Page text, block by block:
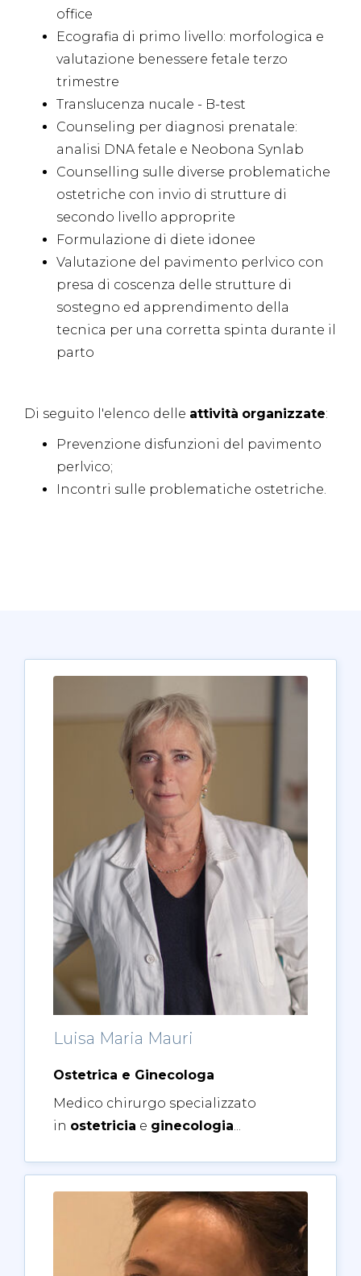
office
Ecografia di primo livello: morfologica e
valutazione benessere fetale terzo
trimestre
Translucenza nucale - B-test
Counseling per diagnosi prenatale:
analisi DNA fetale e Neobona Synlab
Counselling sulle diverse problematiche
ostetriche con invio di strutture di
secondo livello approprite
Formulazione di diete idonee
Valutazione del pavimento perlvico con
presa di coscenza delle strutture di
sostegno ed apprendimento della
tecnica per una corretta spinta durante il
parto
Di seguito l'elenco delle attività organizzate:
Prevenzione disfunzioni del pavimento
perlvico;
Incontri sulle problematiche ostetriche.
Luisa Maria Mauri
Ostetrica e Ginecologa
Medico chirurgo specializzato
in ostetricia e ginecologia...